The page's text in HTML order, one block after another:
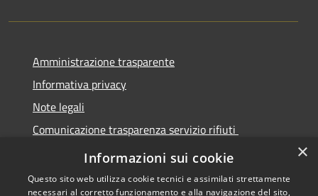
Amministrazione trasparente
Informativa privacy
Note legali
Comunicazione trasparenza servizio rifiuti
Dichiarazione di accessibilità
×
Informazioni sui cookie
Questo sito web utilizza cookie tecnici e assimilati strettamente
necessari al corretto funzionamento e alla navigazione del sito,